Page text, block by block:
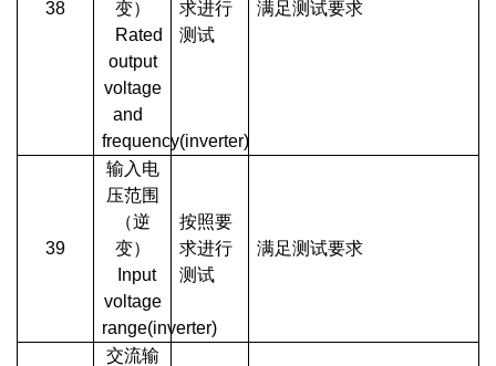
38
变）
Rated
output
voltage
and
frequency(inverter)
求进行
测试
满足测试要求
39
输入电
压范围
（逆
变）
Input
voltage
range(inverter)
按照要
求进行
测试
满足测试要求
交流输